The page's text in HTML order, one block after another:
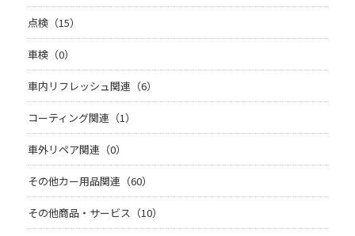
点検（15）
車検（0）
車内リフレッシュ関連（6）
コーティング関連（1）
車外リペア関連（0）
その他カー用品関連（60）
その他商品・サービス（10）